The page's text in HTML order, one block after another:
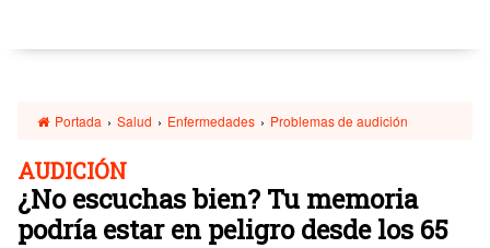
Portada › Salud › Enfermedades › Problemas de audición
AUDICIÓN
¿No escuchas bien? Tu memoria
podría estar en peligro desde los 65